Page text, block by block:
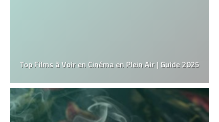
Top Films à Voir en Cinéma en Plein Air | Guide 2025